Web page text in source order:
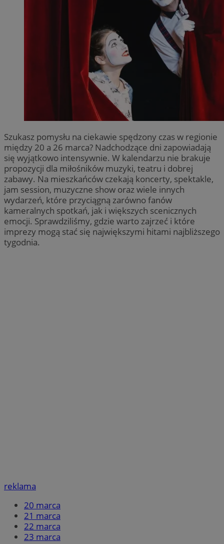
Szukasz pomysłu na ciekawie spędzony czas w regionie
między 20 a 26 marca? Nadchodzące dni zapowiadają
się wyjątkowo intensywnie. W kalendarzu nie brakuje
propozycji dla miłośników muzyki, teatru i dobrej
zabawy. Na mieszkańców czekają koncerty, spektakle,
jam session, muzyczne show oraz wiele innych
wydarzeń, które przyciągną zarówno fanów
kameralnych spotkań, jak i większych scenicznych
emocji. Sprawdziliśmy, gdzie warto zajrzeć i które
imprezy mogą stać się największymi hitami najbliższego
tygodnia.
reklama
20 marca
21 marca
22 marca
23 marca